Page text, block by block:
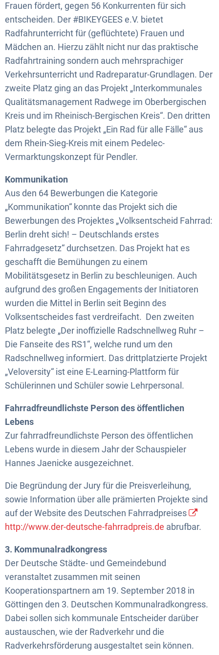
Frauen fördert, gegen 56 Konkurrenten für sich
entscheiden. Der #BIKEYGEES e.V. bietet
Radfahrunterricht für (geflüchtete) Frauen und
Mädchen an. Hierzu zählt nicht nur das praktische
Radfahrtraining sondern auch mehrsprachiger
Verkehrsunterricht und Radreparatur-Grundlagen. Der
zweite Platz ging an das Projekt „Interkommunales
Qualitätsmanagement Radwege im Oberbergischen
Kreis und im Rheinisch-Bergischen Kreis“. Den dritten
Platz belegte das Projekt „Ein Rad für alle Fälle“ aus
dem Rhein-Sieg-Kreis mit einem Pedelec-
Vermarktungskonzept für Pendler.
Kommunikation
Aus den 64 Bewerbungen die Kategorie
„Kommunikation“ konnte das Projekt sich die
Bewerbungen des Projektes „Volksentscheid Fahrrad:
Berlin dreht sich! – Deutschlands erstes
Fahrradgesetz“ durchsetzen. Das Projekt hat es
geschafft die Bemühungen zu einem
Mobilitätsgesetz in Berlin zu beschleunigen. Auch
aufgrund des großen Engagements der Initiatoren
wurden die Mittel in Berlin seit Beginn des
Volksentscheides fast verdreifacht. Den zweiten
Platz belegte „Der inoffizielle Radschnellweg Ruhr –
Die Fanseite des RS1“, welche rund um den
Radschnellweg informiert. Das drittplatzierte Projekt
„Veloversity“ ist eine E-Learning-Plattform für
Schülerinnen und Schüler sowie Lehrpersonal.
Fahrradfreundlichste Person des öffentlichen
Lebens
Zur fahrradfreundlichste Person des öffentlichen
Lebens wurde in diesem Jahr der Schauspieler
Hannes Jaenicke ausgezeichnet.
Die Begründung der Jury für die Preisverleihung,
sowie Information über alle prämierten Projekte sind
auf der Website des Deutschen Fahrradpreises
http://www.der-deutsche-fahrradpreis.de abrufbar.
3. Kommunalradkongress
Der Deutsche Städte- und Gemeindebund
veranstaltet zusammen mit seinen
Kooperationspartnern am 19. September 2018 in
Göttingen den 3. Deutschen Kommunalradkongress.
Dabei sollen sich kommunale Entscheider darüber
austauschen, wie der Radverkehr und die
Radverkehrsförderung ausgestaltet sein können.